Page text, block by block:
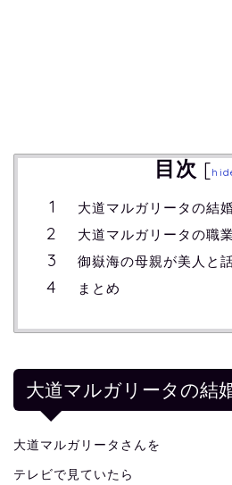
目次 [
大道マルガリータの結
大道マルガリータの職
御嶽海の母親が美人と
まとめ
大道マルガリータの結
大道マルガリータさんを
テレビで見ていたら